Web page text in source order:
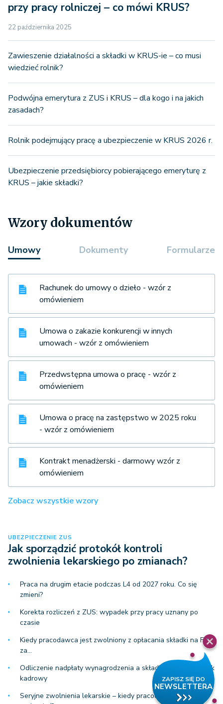
przy pracy rolniczej – co mówi KRUS?
22 października 2025
Zawieszenie działalności a składki w KRUS-ie – co musi
wiedzieć rolnik?
Podwójna emerytura z ZUS i KRUS – dla kogo i na jakich
zasadach?
Rolnik podejmujący pracę a ubezpieczenie w KRUS 2026 r.
Ubezpieczenie przedsiębiorcy pobierającego emeryturę z
KRUS – jakie składki?
Wzory dokumentów
Umowy Dokumenty Formularze
Rachunek do umowy o dzieło - wzór z
omówieniem
Umowa o zakazie konkurencji w innych
umowach - wzór z omówieniem
Przedwstępna umowa o pracę - wzór z
omówieniem
Umowa o pracę na zastępstwo w 2025 roku
- wzór z omówieniem
Kontrakt menadżerski - darmowy wzór z
omówieniem
Zobacz wszystkie wzory
UBEZPIECZENIE ZUS
Jak sporządzić protokół kontroli
zwolnienia lekarskiego po zmianach?
Praca na drugim etacie podczas L4 od 2027 roku. Co się
zmieni?
Korekta rozliczeń z ZUS: wypadek przy pracy uznany po
czasie
Kiedy pracodawca jest zwolniony z opłacania składki na FP
za…
Odliczenie nadpłaty wynagrodzenia a składki ZUS – poradnik
kadrowy
Seryjne zwolnienia lekarskie – kiedy pracodawca może je